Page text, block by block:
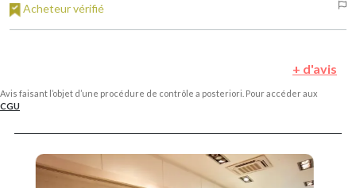
Acheteur vérifié
Avis faisant l’objet d’une procédure de contrôle a posteriori. Pour accéder aux
CGU
+ d'avis